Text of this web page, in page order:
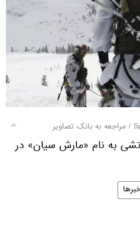
/ مراجعه به بانک تصاویر
به نام «مارش سیان» در